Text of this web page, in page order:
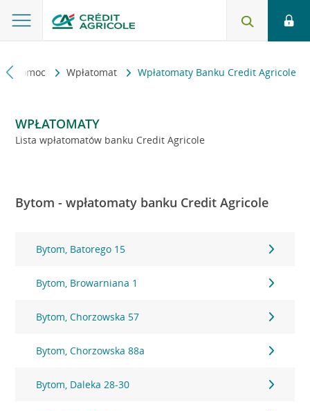
i pomoc Wpłatomat Wpłatomaty Banku Credit Agricole
WPŁATOMATY
Lista wpłatomatów banku Credit Agricole
Bytom - wpłatomaty banku Credit Agricole
Bytom, Batorego 15
Bytom, Browarniana 1
Bytom, Chorzowska 57
Bytom, Chorzowska 88a
Bytom, Daleka 28-30